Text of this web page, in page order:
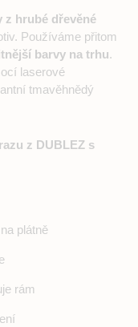
z hrubé dřevěné
Používáme přitom
barvy na trhu.
laserové
tmavěhnědý
z DUBLEZ s
plátně
rám